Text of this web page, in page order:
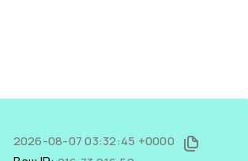
2026-08-07 03:32:45 +0000